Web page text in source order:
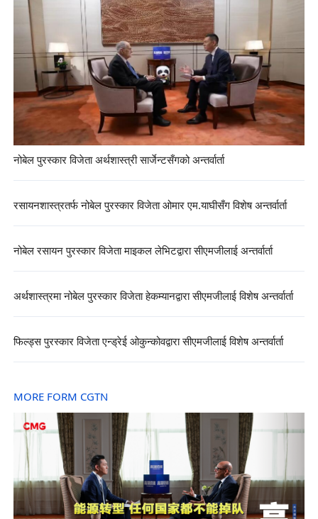
नोबेल पुरस्कार विजेता अर्थशास्त्री सार्जेन्टसँगको अन्तर्वार्ता
रसायनशास्त्रतर्फ नोबेल पुरस्कार विजेता ओमार एम.याघीसँग विशेष अन्तर्वार्ता
नोबेल रसायन पुरस्कार विजेता माइकल लेभिटद्वारा सीएमजीलाई अन्तर्वार्ता
अर्थशास्त्रमा नोबेल पुरस्कार विजेता हेकम्यानद्वारा सीएमजीलाई विशेष अन्तर्वार्ता
फिल्ड्स पुरस्कार विजेता एन्ड्रेई ओकुन्कोवद्वारा सीएमजीलाई विशेष अन्तर्वार्ता
MORE FORM CGTN